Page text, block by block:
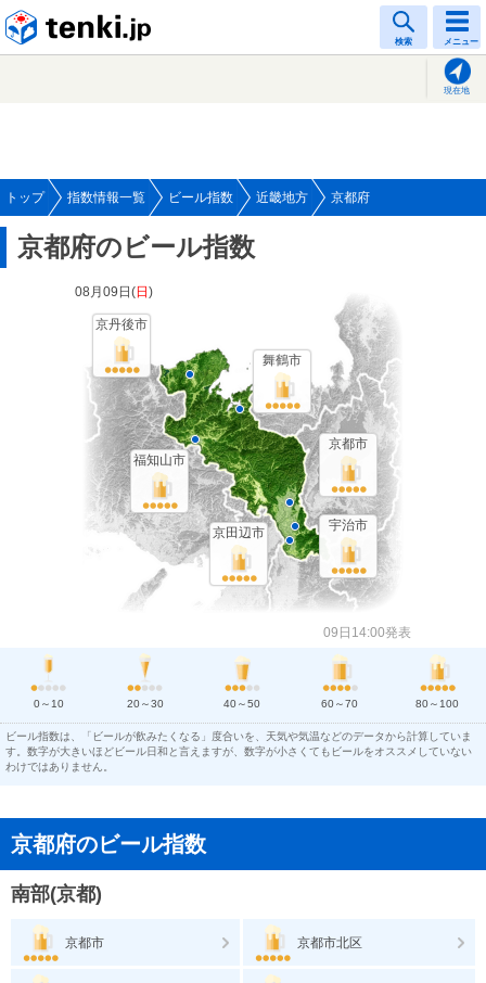
検索 メニュー
現在地
トップ 指数情報一覧 ビール指数 近畿地方 京都府
京都府のビール指数
08月09日(日 )
京都市
福知山市
舞鶴市
宇治市
京田辺市
京丹後市
09日14:00発表
0～10 20～30 40～50 60～70 80～100
ビール指数は、「ビールが飲みたくなる」度合いを、天気や気温などのデータから計算していま
す。数字が大きいほどビール日和と言えますが、数字が小さくてもビールをオススメしていない
わけではありません。
京都府のビール指数
南部(京都)
京都市 京都市北区